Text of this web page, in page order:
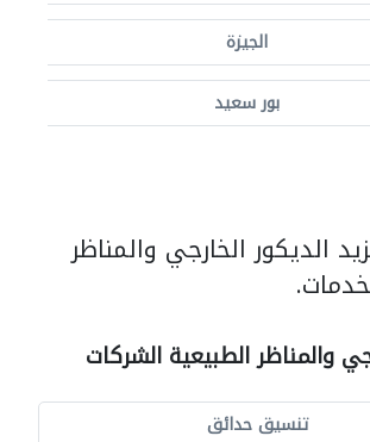
الجيزة
بور سعيد
الديكور الخارجي والمناظر
والمناظر الطبيعية الشركات
تنسيق حدائق